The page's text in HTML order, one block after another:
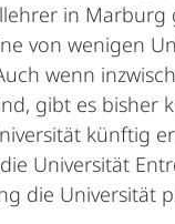
in Marburg
von wenigen
wenn
gibt es bisher
künftig
Universität
die Universität